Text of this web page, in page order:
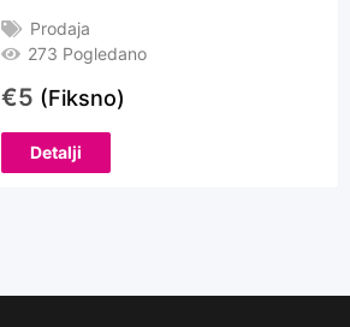
Prodaja
273 Pogledano
€5 (Fiksno)
Detalji